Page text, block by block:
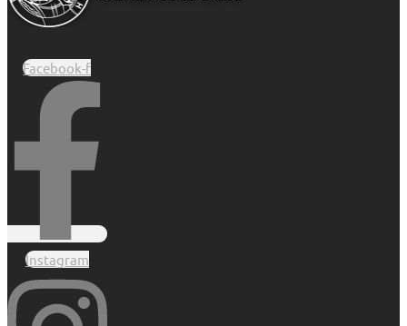
Facebook-f
Instagram